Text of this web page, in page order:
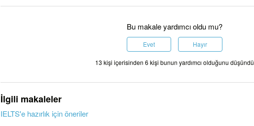
Bu makale yardımcı oldu mu?
Evet Hayır
13 kişi içerisinden 6 kişi bunun yardımcı olduğunu düşündü
İlgili makaleler
IELTS'e hazırlık için öneriler